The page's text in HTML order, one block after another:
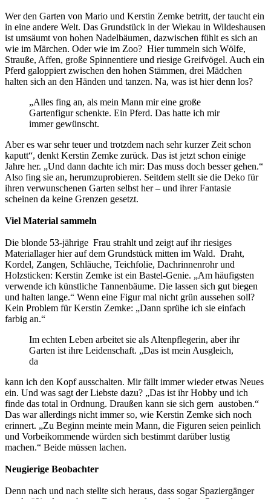
Wer den Garten von Mario und Kerstin Zemke betritt, der taucht ein
in eine andere Welt. Das Grundstück in der Wiekau in Wildeshausen
ist umsäumt von hohen Nadelbäumen, dazwischen fühlt es sich an
wie im Märchen. Oder wie im Zoo? Hier tummeln sich Wölfe,
Strauße, Affen, große Spinnentiere und riesige Greifvögel. Auch ein
Pferd galoppiert zwischen den hohen Stämmen, drei Mädchen
halten sich an den Händen und tanzen. Na, was ist hier denn los?
„Alles fing an, als mein Mann mir eine große
Gartenfigur schenkte. Ein Pferd. Das hatte ich mir
immer gewünscht.
Aber es war sehr teuer und trotzdem nach sehr kurzer Zeit schon
kaputt“, denkt Kerstin Zemke zurück. Das ist jetzt schon einige
Jahre her. „Und dann dachte ich mir: Das muss doch besser gehen.“
Also fing sie an, herumzuprobieren. Seitdem stellt sie die Deko für
ihren verwunschenen Garten selbst her – und ihrer Fantasie
scheinen da keine Grenzen gesetzt.
Viel Material sammeln
Die blonde 53-jährige Frau strahlt und zeigt auf ihr riesiges
Materiallager hier auf dem Grundstück mitten im Wald. Draht,
Kordel, Zangen, Schläuche, Teichfolie, Dachrinnenrohr und
Holzsticken: Kerstin Zemke ist ein Bastel-Genie. „Am häufigsten
verwende ich künstliche Tannenbäume. Die lassen sich gut biegen
und halten lange.“ Wenn eine Figur mal nicht grün aussehen soll?
Kein Problem für Kerstin Zemke: „Dann sprühe ich sie einfach
farbig an.“
Im echten Leben arbeitet sie als Altenpflegerin, aber ihr
Garten ist ihre Leidenschaft. „Das ist mein Ausgleich,
da
kann ich den Kopf ausschalten. Mir fällt immer wieder etwas Neues
ein. Und was sagt der Liebste dazu? „Das ist ihr Hobby und ich
finde das total in Ordnung. Draußen kann sie sich gern austoben.“
Das war allerdings nicht immer so, wie Kerstin Zemke sich noch
erinnert. „Zu Beginn meinte mein Mann, die Figuren seien peinlich
und Vorbeikommende würden sich bestimmt darüber lustig
machen.“ Beide müssen lachen.
Neugierige Beobachter
Denn nach und nach stellte sich heraus, dass sogar Spaziergänger